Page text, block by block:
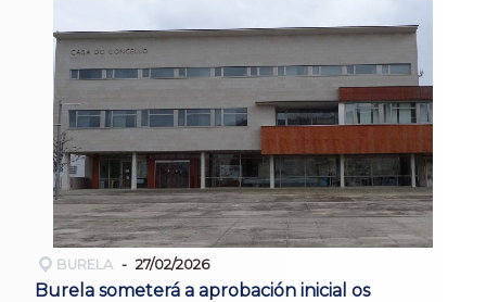
BURELA 27/02/2026
Burela someterá a aprobación inicial os